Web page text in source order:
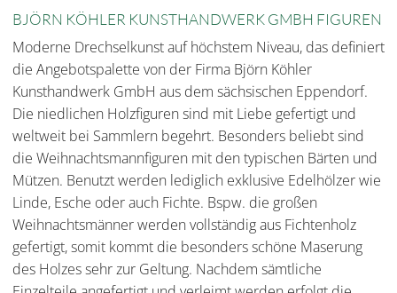
BJÖRN KÖHLER KUNSTHANDWERK GMBH FIGUREN
Moderne Drechselkunst auf höchstem Niveau, das definiert
die Angebotspalette von der Firma Björn Köhler
Kunsthandwerk GmbH aus dem sächsischen Eppendorf.
Die niedlichen Holzfiguren sind mit Liebe gefertigt und
weltweit bei Sammlern begehrt. Besonders beliebt sind
die Weihnachtsmannfiguren mit den typischen Bärten und
Mützen. Benutzt werden lediglich exklusive Edelhölzer wie
Linde, Esche oder auch Fichte. Bspw. die großen
Weihnachtsmänner werden vollständig aus Fichtenholz
gefertigt, somit kommt die besonders schöne Maserung
des Holzes sehr zur Geltung. Nachdem sämtliche